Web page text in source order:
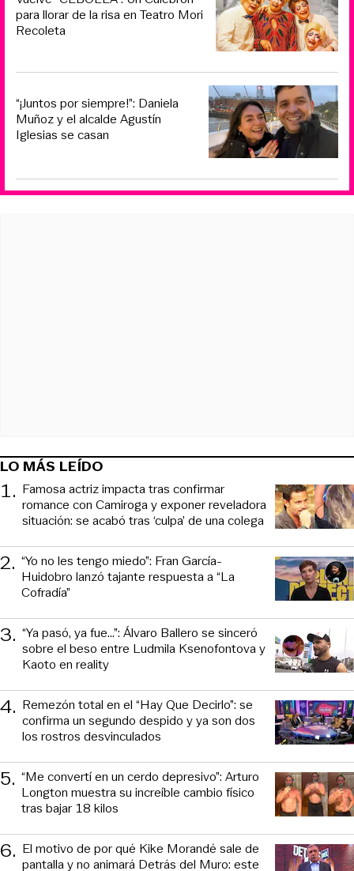
para llorar de la risa en Teatro Mori
Recoleta
“¡Juntos por siempre!”: Daniela
Muñoz y el alcalde Agustín
Iglesias se casan
LO MÁS LEÍDO
1. Famosa actriz impacta tras confirmar
romance con Camiroga y exponer reveladora
situación: se acabó tras ‘culpa’ de una colega
2. “Yo no les tengo miedo”: Fran García-
Huidobro lanzó tajante respuesta a “La
Cofradía”
3. “Ya pasó, ya fue...”: Álvaro Ballero se sinceró
sobre el beso entre Ludmila Ksenofontova y
Kaoto en reality
4. Remezón total en el “Hay Que Decirlo”: se
confirma un segundo despido y ya son dos
los rostros desvinculados
5. “Me convertí en un cerdo depresivo”: Arturo
Longton muestra su increíble cambio físico
tras bajar 18 kilos
6. El motivo de por qué Kike Morandé sale de
pantalla y no animará Detrás del Muro: este